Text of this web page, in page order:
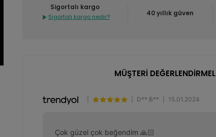
Sigortalı kargo
Sigortalı kargo nedir? 40 yıllık güven
MÜŞTERİ
D** B** 15.01.2024
Çok güzel çok beğendim 🙏🏻